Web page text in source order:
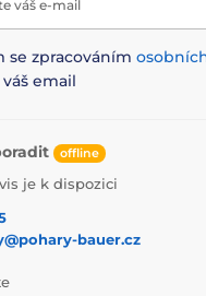
váš e-mail
se zpracováním
email
offline
je k dispozici
bauer.cz